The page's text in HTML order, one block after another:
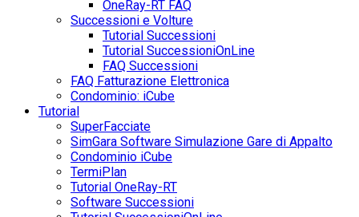
OneRay-RT FAQ
Successioni e Volture
Tutorial Successioni
Tutorial SuccessioniOnLine
FAQ Successioni
FAQ Fatturazione Elettronica
Condominio: iCube
Tutorial
SuperFacciate
SimGara Software Simulazione Gare di Appalto
Condominio iCube
TermiPlan
Tutorial OneRay-RT
Software Successioni